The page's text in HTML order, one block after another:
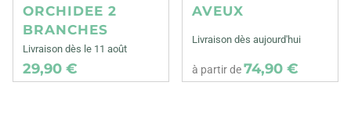
ORCHIDEE 2
BRANCHES
Livraison dès le 11 août
29,90 €
AVEUX
Livraison dès aujourd'hui
à partir de74,90 €